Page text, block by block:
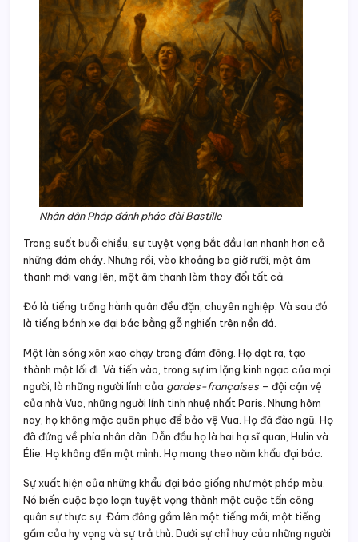
Nhân dân Pháp đánh pháo đài Bastille
Trong suốt buổi chiều, sự tuyệt vọng bắt đầu lan nhanh hơn cả
những đám cháy. Nhưng rồi, vào khoảng ba giờ rưỡi, một âm
thanh mới vang lên, một âm thanh làm thay đổi tất cả.
Đó là tiếng trống hành quân đều đặn, chuyên nghiệp. Và sau đó
là tiếng bánh xe đại bác bằng gỗ nghiến trên nền đá.
Một làn sóng xôn xao chạy trong đám đông. Họ dạt ra, tạo
thành một lối đi. Và tiến vào, trong sự im lặng kinh ngạc của mọi
người, là những người lính của gardes-françaises – đội cận vệ
của nhà Vua, những người lính tinh nhuệ nhất Paris. Nhưng hôm
nay, họ không mặc quân phục để bảo vệ Vua. Họ đã đào ngũ. Họ
đã đứng về phía nhân dân. Dẫn đầu họ là hai hạ sĩ quan, Hulin và
Élie. Họ không đến một mình. Họ mang theo năm khẩu đại bác.
Sự xuất hiện của những khẩu đại bác giống như một phép màu.
Nó biến cuộc bạo loạn tuyệt vọng thành một cuộc tấn công
quân sự thực sự. Đám đông gầm lên một tiếng mới, một tiếng
gầm của hy vọng và sự trả thù. Dưới sự chỉ huy của những người